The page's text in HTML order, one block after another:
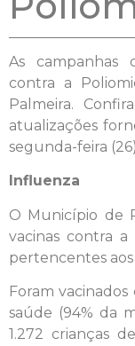
As campanhas
contra a
Palmeira.
atualizações
segunda-feira
Influenza
O Município de
vacinas contra a
pertencentes
Foram
saúde (94% da
1.272 crianças